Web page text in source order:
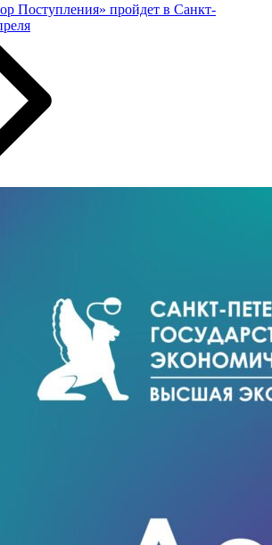
Поступления» пройдет в Санкт-